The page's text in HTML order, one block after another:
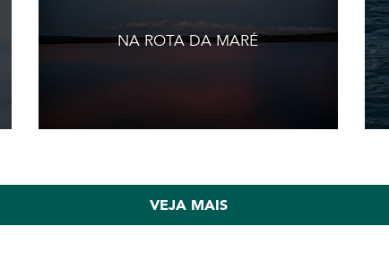
NA ROTA DA MARÉ
VEJA MAIS